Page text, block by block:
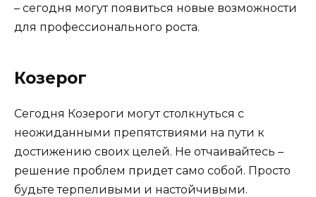
– сегодня могут появиться новые возможности
для профессионального роста.
Козерог
Сегодня Козероги могут столкнуться с
неожиданными препятствиями на пути к
достижению своих целей. Не отчаивайтесь –
решение проблем придет само собой. Просто
будьте терпеливыми и настойчивыми.